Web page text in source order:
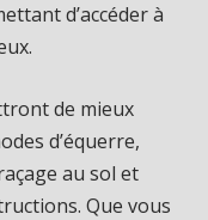
d’accéder à
de mieux
d’équerre,
au sol et
Que vous